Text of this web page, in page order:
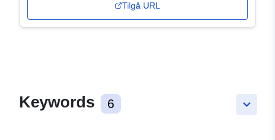
Tilgå URL
keyboard_arrow_down
Keywords 6